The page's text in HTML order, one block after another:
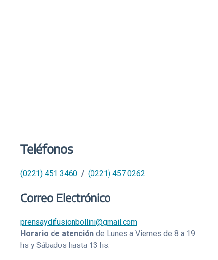
Teléfonos
(0221) 451 3460 / (0221) 457 0262
Correo Electrónico
prensaydifusionbollini@gmail.com
Horario de atención de Lunes a Viernes de 8 a 19
hs y Sábados hasta 13 hs.